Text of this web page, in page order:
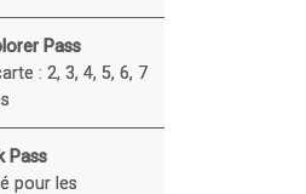
Pass
: 2, 3, 4, 5, 6, 7
Pass
pour les